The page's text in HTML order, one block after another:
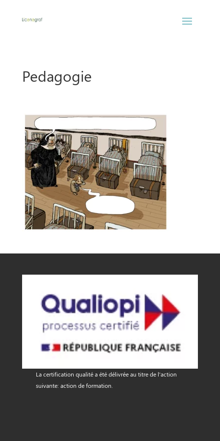
Pedagogie
La certification qualité a été délivrée au titre de l'action
suivante: action de formation.